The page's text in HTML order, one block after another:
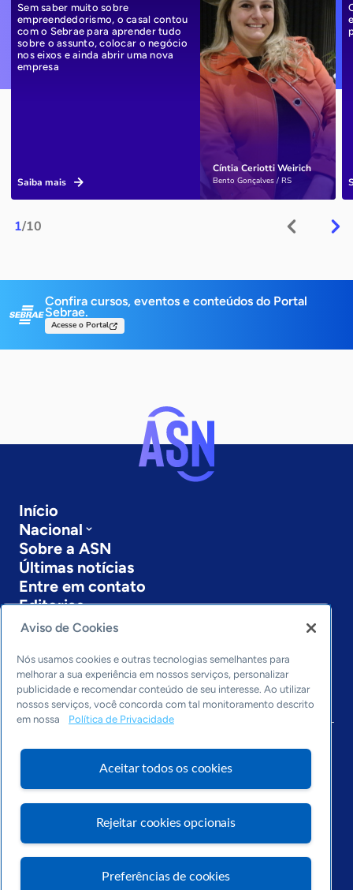
1/10
Cíntia Ceriotti Weirich
Bento Gonçalves / RS
Sem saber muito sobre
empreendedorismo, o casal contou
com o Sebrae para aprender tudo
sobre o assunto, colocar o negócio
nos eixos e ainda abrir uma nova
empresa
Saiba mais
Confira cursos, eventos e conteúdos do Portal
Sebrae.
Acesse o Portal
Início
Nacional
Sobre a ASN
Últimas notícias
Entre em contato
Editorias
Economia & Política
Inovação & Tecnologia
Cultura empreendedora
Dados
Arquivo
Aviso de Cookies
Nós usamos cookies e outras tecnologias semelhantes para
melhorar a sua experiência em nossos serviços, personalizar
publicidade e recomendar conteúdo de seu interesse. Ao utilizar
nossos serviços, você concorda com tal monitoramento descrito
em nossa
Política de Privacidade
Aceitar todos os cookies
Rejeitar cookies opcionais
Preferências de cookies